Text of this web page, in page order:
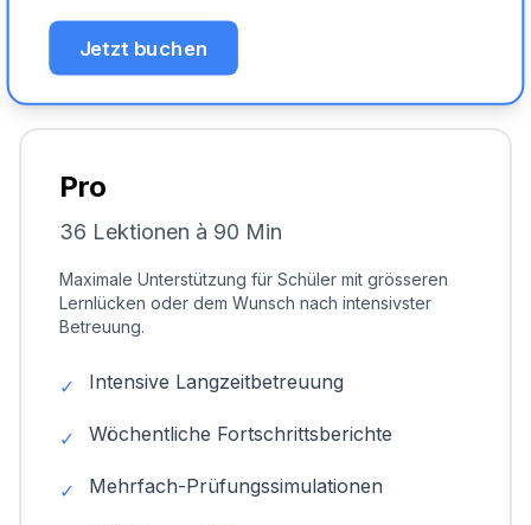
Jetzt buchen
Pro
36 Lektionen à 90 Min
Maximale Unterstützung für Schüler mit grösseren
Lernlücken oder dem Wunsch nach intensivster
Betreuung.
✓ Intensive Langzeitbetreuung
✓ Wöchentliche Fortschrittsberichte
✓ Mehrfach-Prüfungssimulationen